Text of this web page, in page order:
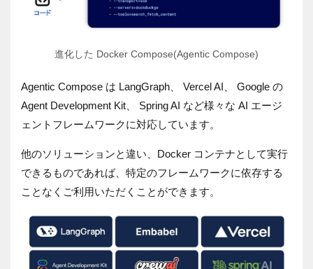
進化した Docker Compose(Agentic Compose)
Agentic Compose は LangGraph、 Vercel AI、 Google の
Agent Development Kit、 Spring AI など様々な AI エージ
ェントフレームワークに対応しています。
他のソリューションと違い、Docker コンテナとして実行
できるものであれば、特定のフレームワークに依存する
ことなくご利用いただくことができます。